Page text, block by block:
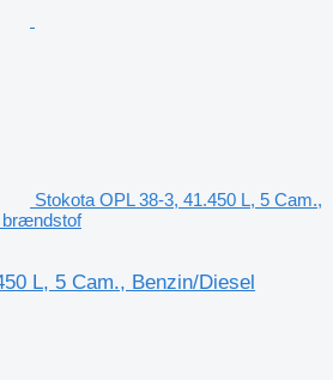
Stokota OPL 38-3, 41.450 L, 5 Cam.,
brændstof
L, 5 Cam., Benzin/Diesel